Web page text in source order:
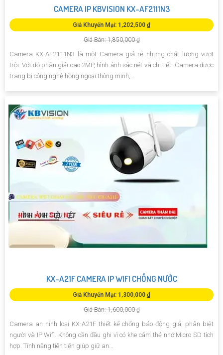
CAMERA IP KBVISION KX-AF2111N3
Giá Khuyến Mại: 1,202,500 ₫
Giá Bán: 1,850,000 ₫
Camera KX-AF2111N3 là một Camera giá rẻ nhưng chất lượng vượt
trội. Với độ phân giải cao 2MP, hình ảnh sắc nét và chi tiết. Camera được
trang bị công nghệ hồng ngoại thông minh,...
KX-A21F CAMERA IP WIFI CHỐNG NƯỚC
Giá Khuyến Mại: 1,300,000 ₫
Giá Bán: 1,600,000 ₫
Camera an ninh loại KX-A21F thiết kế chống báo động giả, phân biệt
người và IP Wifi. Không cần đầu ghi vì có khe cắm thẻ nhớ Micro SD tích
hợp. Tính năng tiên tiến giúp giữ an...